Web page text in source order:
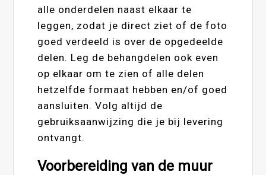
alle onderdelen naast elkaar te
leggen, zodat je direct ziet of de foto
goed verdeeld is over de opgedeelde
delen. Leg de behangdelen ook even
op elkaar om te zien of alle delen
hetzelfde formaat hebben en/of goed
aansluiten. Volg altijd de
gebruiksaanwijzing die je bij levering
ontvangt.
Voorbereiding van de muur